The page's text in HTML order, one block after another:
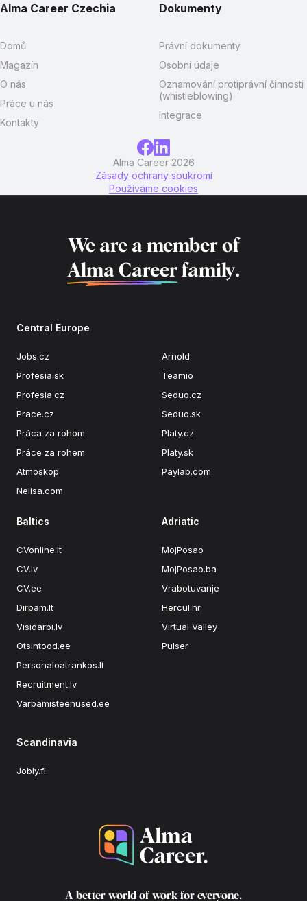
Alma Career Czechia
Domů
Magazín
O nás
Práce u nás
Kontakty
Dokumenty
Právní dokumenty
Osobní údaje
Oznamování protiprávní činnosti
(whistleblowing)
Integrace
Alma Career 2026
Zásady ochrany soukromí
Používáme cookies
We are a member of
Alma Career family.
Central Europe
Jobs.cz
Profesia.sk
Profesia.cz
Prace.cz
Práca za rohom
Práce za rohem
Atmoskop
Nelisa.com
Arnold
Teamio
Seduo.cz
Seduo.sk
Platy.cz
Platy.sk
Paylab.com
Baltics
CVonline.lt
CV.lv
CV.ee
Dirbam.lt
Visidarbi.lv
Otsintood.ee
Personaloatrankos.lt
Recruitment.lv
Varbamisteenused.ee
Adriatic
MojPosao
MojPosao.ba
Vrabotuvanje
Hercul.hr
Virtual Valley
Pulser
Scandinavia
Jobly.fi
A better world of work for everyone.